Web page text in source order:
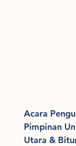
Acara
Pimpinan
Utara &